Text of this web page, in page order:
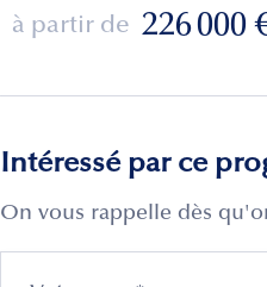
à partir de 226 000
Intéressé par ce
On vous rappelle dès